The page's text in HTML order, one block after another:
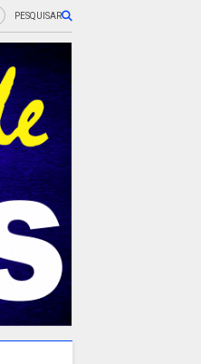
PESQUISAR